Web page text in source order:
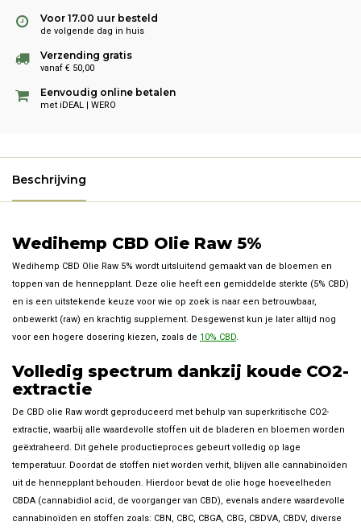
Voor 17.00 uur besteld
de volgende dag in huis
Verzending gratis
vanaf € 50,00
Eenvoudig online betalen
met iDEAL | WERO
Beschrijving
Wedihemp CBD Olie Raw 5%
Wedihemp CBD Olie Raw 5% wordt uitsluitend gemaakt van de bloemen en
toppen van de hennepplant. Deze olie heeft een gemiddelde sterkte (5% CBD)
en is een uitstekende keuze voor wie op zoek is naar een betrouwbaar,
onbewerkt (raw) en krachtig supplement. Desgewenst kun je later altijd nog
voor een hogere dosering kiezen, zoals de 10% CBD.
Volledig spectrum dankzij koude CO2-
extractie
De CBD olie Raw wordt geproduceerd met behulp van superkritische CO2-
extractie, waarbij alle waardevolle stoffen uit de bladeren en bloemen worden
geëxtraheerd. Dit gehele productieproces gebeurt volledig op lage
temperatuur. Doordat de stoffen niet worden verhit, blijven alle cannabinoïden
uit de hennepplant behouden. Hierdoor bevat de olie hoge hoeveelheden
CBDA (cannabidiol acid, de voorganger van CBD), evenals andere waardevolle
cannabinoïden en stoffen zoals: CBN, CBC, CBGA, CBG, CBDVA, CBDV, diverse